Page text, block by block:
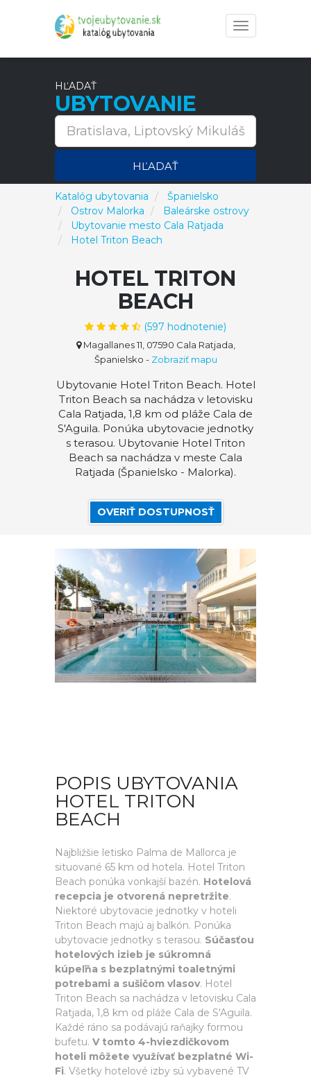
Toggle
navigation
HĽADAŤ
UBYTOVANIE
HĽADAŤ
Katalóg ubytovania
Španielsko
Ostrov Malorka
Baleárske ostrovy
Ubytovanie mesto Cala Ratjada
Hotel Triton Beach
HOTEL TRITON
BEACH
(597 hodnotenie)
Magallanes 11, 07590 Cala Ratjada,
Španielsko - Zobraziť mapu
Ubytovanie Hotel Triton Beach. Hotel
Triton Beach sa nachádza v letovisku
Cala Ratjada, 1,8 km od pláže Cala de
S'Aguila. Ponúka ubytovacie jednotky
s terasou. Ubytovanie Hotel Triton
Beach sa nachádza v meste Cala
Ratjada (Španielsko - Malorka).
OVERIŤ DOSTUPNOSŤ
POPIS UBYTOVANIA
HOTEL TRITON
BEACH
Najbližšie letisko Palma de Mallorca je
situované 65 km od hotela. Hotel Triton
Beach ponúka vonkajší bazén. Hotelová
recepcia je otvorená nepretržite.
Niektoré ubytovacie jednotky v hoteli
Triton Beach majú aj balkón. Ponúka
ubytovacie jednotky s terasou. Súčasťou
hotelových izieb je súkromná
kúpeľňa s bezplatnými toaletnými
potrebami a sušičom vlasov. Hotel
Triton Beach sa nachádza v letovisku Cala
Ratjada, 1,8 km od pláže Cala de S'Aguila.
Každé ráno sa podávajú raňajky formou
bufetu. V tomto 4-hviezdičkovom
hoteli môžete využívať bezplatné Wi-
Fi. Všetky hotelové izby sú vybavené TV